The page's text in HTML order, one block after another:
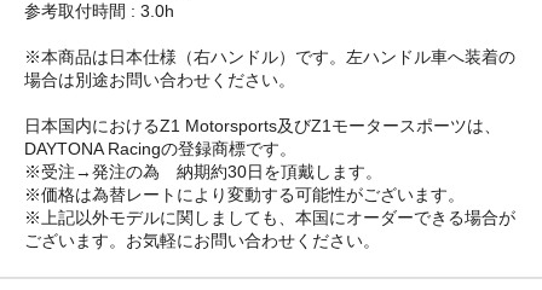
参考取付時間 : 3.0h
※本商品は日本仕様（右ハンドル）です。左ハンドル車へ装着の
場合は別途お問い合わせください。
日本国内におけるZ1 Motorsports及びZ1モータースポーツは、
DAYTONA Racingの登録商標です。
※受注→発注の為 納期約30日を頂戴します。
※価格は為替レートにより変動する可能性がございます。
※上記以外モデルに関しましても、本国にオーダーできる場合が
ございます。お気軽にお問い合わせください。